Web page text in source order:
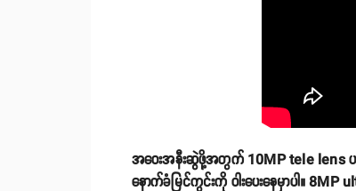
အဝေးအနီးဆွဲဖို့အတွက် 10MP tele lens
နောက်ခံမြင်ကွင်းကို ဝါးပေးနေမှာပါ။